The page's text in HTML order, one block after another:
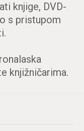
knjige, DVD-
s pristupom
knjižničarima.